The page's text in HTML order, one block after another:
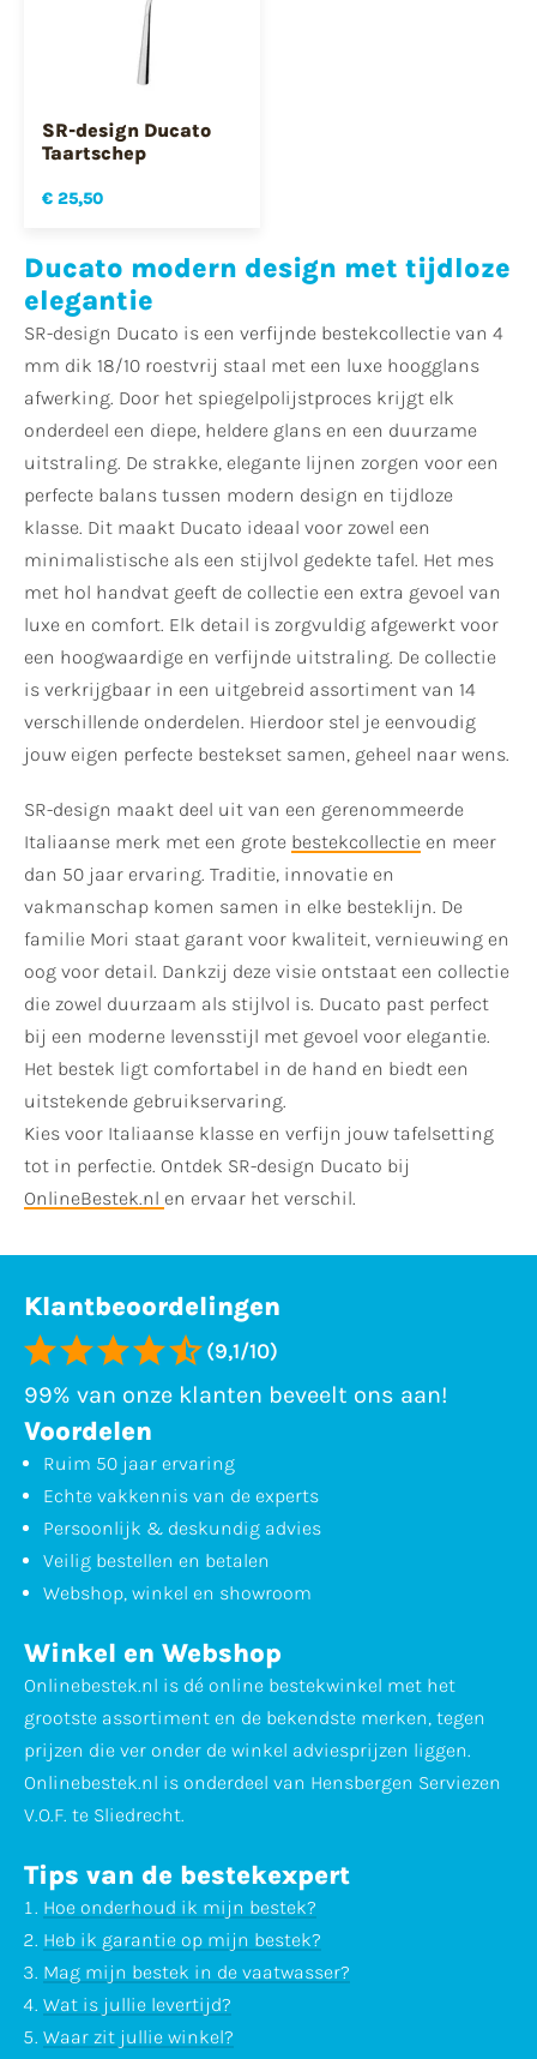
SR-design Ducato
Taartschep
€ 25,50
Ducato modern design met tijdloze
elegantie
SR-design Ducato is een verfijnde bestekcollectie van 4
mm dik 18/10 roestvrij staal met een luxe hoogglans
afwerking. Door het spiegelpolijstproces krijgt elk
onderdeel een diepe, heldere glans en een duurzame
uitstraling. De strakke, elegante lijnen zorgen voor een
perfecte balans tussen modern design en tijdloze
klasse. Dit maakt Ducato ideaal voor zowel een
minimalistische als een stijlvol gedekte tafel. Het mes
met hol handvat geeft de collectie een extra gevoel van
luxe en comfort. Elk detail is zorgvuldig afgewerkt voor
een hoogwaardige en verfijnde uitstraling. De collectie
is verkrijgbaar in een uitgebreid assortiment van 14
verschillende onderdelen. Hierdoor stel je eenvoudig
jouw eigen perfecte bestekset samen, geheel naar wens.
SR-design maakt deel uit van een gerenommeerde
Italiaanse merk met een grote bestekcollectie en meer
dan 50 jaar ervaring. Traditie, innovatie en
vakmanschap komen samen in elke besteklijn. De
familie Mori staat garant voor kwaliteit, vernieuwing en
oog voor detail. Dankzij deze visie ontstaat een collectie
die zowel duurzaam als stijlvol is. Ducato past perfect
bij een moderne levensstijl met gevoel voor elegantie.
Het bestek ligt comfortabel in de hand en biedt een
uitstekende gebruikservaring.
Kies voor Italiaanse klasse en verfijn jouw tafelsetting
tot in perfectie. Ontdek SR-design Ducato bij
OnlineBestek.nl en ervaar het verschil.
Klantbeoordelingen
(9,1/10)
99% van onze klanten beveelt ons aan!
Voordelen
Ruim 50 jaar ervaring
Echte vakkennis van de experts
Persoonlijk & deskundig advies
Veilig bestellen en betalen
Webshop, winkel en showroom
Winkel en Webshop
Onlinebestek.nl is dé online bestekwinkel met het
grootste assortiment en de bekendste merken, tegen
prijzen die ver onder de winkel adviesprijzen liggen.
Onlinebestek.nl is onderdeel van Hensbergen Serviezen
V.O.F. te Sliedrecht.
Tips van de bestekexpert
Hoe onderhoud ik mijn bestek?
Heb ik garantie op mijn bestek?
Mag mijn bestek in de vaatwasser?
Wat is jullie levertijd?
Waar zit jullie winkel?